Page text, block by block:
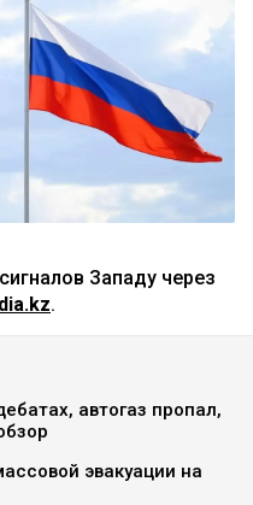
Западу через
.
автогаз пропал,
эвакуации на